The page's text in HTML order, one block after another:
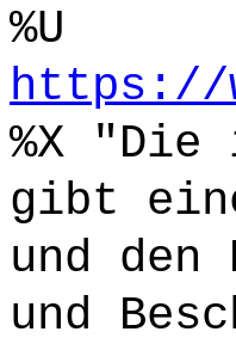
%U
https://
%X
gibt
und den
und